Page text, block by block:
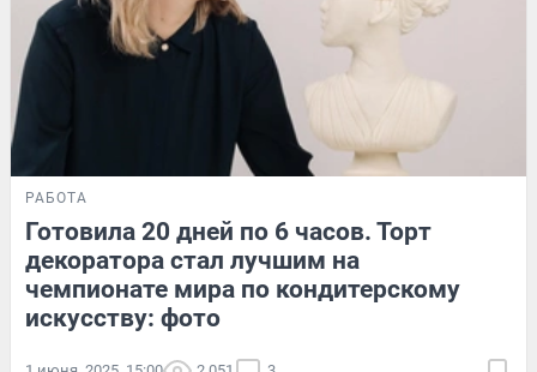
РАБОТА
Готовила 20 дней по 6 часов. Торт
декоратора стал лучшим на
чемпионате мира по кондитерскому
искусству: фото